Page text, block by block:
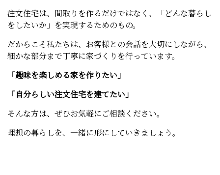
注文住宅は、間取りを作るだけではなく、「どんな暮らし
をしたいか」を実現するためのもの。
だからこそ私たちは、お客様との会話を大切にしながら、
細かな部分まで丁寧に家づくりを行っています。
「趣味を楽しめる家を作りたい」
「自分らしい注文住宅を建てたい」
そんな方は、ぜひお気軽にご相談ください。
理想の暮らしを、一緒に形にしていきましょう。